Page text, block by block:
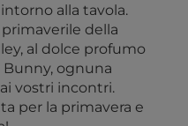
alla tavola.
della
al dolce profumo
ognuna
vostri incontri.
per la primavera e